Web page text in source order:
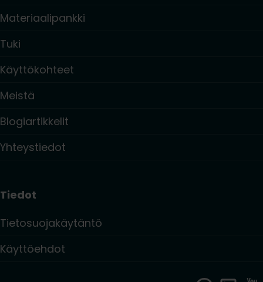
Materiaalipankki
Tuki
Käyttökohteet
Meistä
Blogiartikkelit
Yhteystiedot
Tiedot
Tietosuojakäytäntö
Käyttöehdot